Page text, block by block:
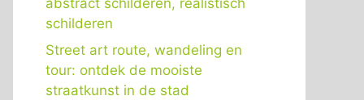
schilderen
Street art route, wandeling en
tour: ontdek de mooiste
straatkunst in de stad